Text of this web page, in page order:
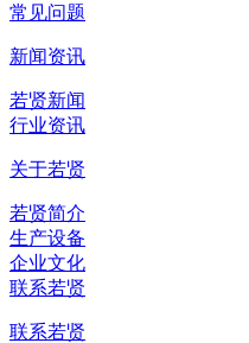
常见问题
新闻资讯
若贤新闻
行业资讯
关于若贤
若贤简介
生产设备
企业文化
联系若贤
联系若贤